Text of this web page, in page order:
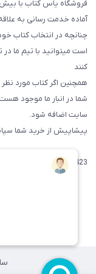
آماده خدمت رسانی به
چنانچه در انتخاب کتاب
است میتوانید با تیم ما در
کنند
همچنین اگر کتاب مورد
شما در انبار ما موجود
سایت اضافه شود.
پیشاپیش از خرید شما
09371742423 (لطفا فقط پیامک داده و یا از طریق واتساپ با ما در ارتباط باشید)